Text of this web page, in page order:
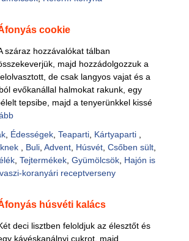
cookie
száraz hozzávalókat tálban
majd hozzádolgozzuk a
de csak langyos vajat és a
evőkanállal halmokat rakunk, egy
tepsibe, majd a tenyerünkkel kissé
, Édességek, Teaparti, Kártyaparti
Buli, Advent, Húsvét, Csőben sült,
, Tejtermékek, Gyümölcsök, Hajón is
koranyári receptverseny
húsvéti kalács
deci lisztben feloldjuk az élesztőt és
kávéskanálnyi cukrot, majd